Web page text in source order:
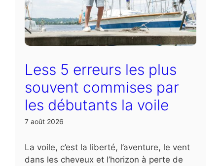
Less 5 erreurs les plus
souvent commises par
les débutants la voile
7 août 2026
La voile, c’est la liberté, l’aventure, le vent
dans les cheveux et l’horizon à perte de